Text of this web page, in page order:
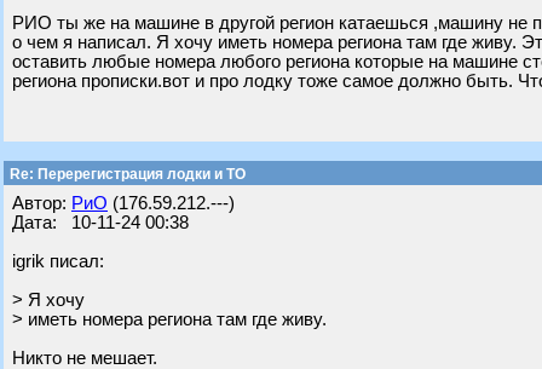
РИО ты же на машине в другой регион катаешься ,машину не
о чем я написал. Я хочу иметь номера региона там где
оставить любые номера любого региона которые на машине
региона прописки.вот и про лодку тоже самое должно быть.
Re: Перерегистрация лодки и ТО
Автор: РиО (176.59.212.---)
Дата: 10-11-24 00:38
igrik писал:
> Я хочу
> иметь номера региона там где живу.
Никто не мешает.